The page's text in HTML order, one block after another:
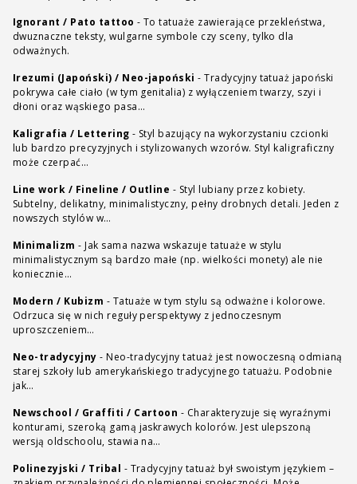
Ignorant / Pato tattoo - To tatuaże zawierające przekleństwa,
dwuznaczne teksty, wulgarne symbole czy sceny, tylko dla
odważnych.
Irezumi (Japoński) / Neo-japoński - Tradycyjny tatuaż japoński
pokrywa całe ciało (w tym genitalia) z wyłączeniem twarzy, szyi i
dłoni oraz wąskiego pasa…
Kaligrafia / Lettering - Styl bazujący na wykorzystaniu czcionki
lub bardzo precyzyjnych i stylizowanych wzorów. Styl kaligraficzny
może czerpać…
Line work / Fineline / Outline - Styl lubiany przez kobiety.
Subtelny, delikatny, minimalistyczny, pełny drobnych detali. Jeden z
nowszych stylów w…
Minimalizm - Jak sama nazwa wskazuje tatuaże w stylu
minimalistycznym są bardzo małe (np. wielkości monety) ale nie
koniecznie…
Modern / Kubizm - Tatuaże w tym stylu są odważne i kolorowe.
Odrzuca się w nich reguły perspektywy z jednoczesnym
uproszczeniem…
Neo-tradycyjny - Neo-tradycyjny tatuaż jest nowoczesną odmianą
starej szkoły lub amerykańskiego tradycyjnego tatuażu. Podobnie
jak…
Newschool / Graffiti / Cartoon - Charakteryzuje się wyraźnymi
konturami, szeroką gamą jaskrawych kolorów. Jest ulepszoną
wersją oldschoolu, stawia na…
Polinezyjski / Tribal - Tradycyjny tatuaż był swoistym językiem –